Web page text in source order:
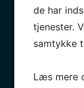
Hurtig
både
de har
tjenester.
samtykke
Læs mere